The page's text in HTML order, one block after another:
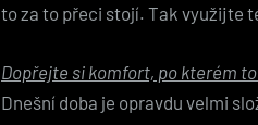
to za to přeci stojí. Tak využijte
Dopřejte si komfort, po kterém
Dnešní doba je opravdu velmi